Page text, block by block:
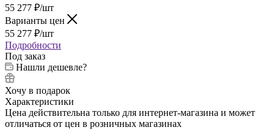
55 277 ₽/шт
Варианты цен
55 277 ₽/шт
Подробности
Под заказ
Нашли дешевле?
Хочу в подарок
Характеристики
Цена действительна только для интернет-магазина и может
отличаться от цен в розничных магазинах